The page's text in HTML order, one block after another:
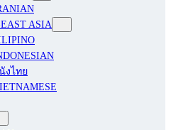
ASIA
งไทย